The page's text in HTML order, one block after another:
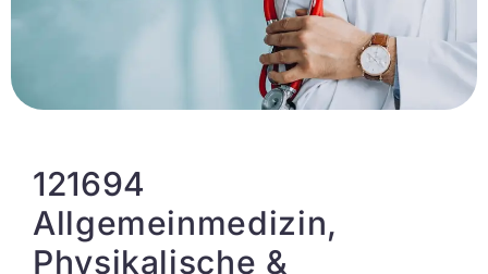
121694
Allgemeinmedizin,
Physikalische &